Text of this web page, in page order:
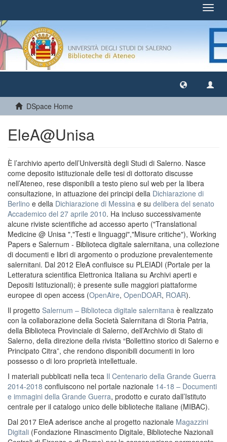
DSpace Home
EleA@Unisa
È l’archivio aperto dell’Università degli Studi di Salerno. Nasce
come deposito istituzionale delle tesi di dottorato discusse
nell’Ateneo, rese disponibili a testo pieno sul web per la libera
consultazione, in attuazione dei principi della Dichiarazione di
Berlino e della Dichiarazione di Messina e su delibera del senato
Accademico del 27 aprile 2010. Ha incluso successivamente
alcune riviste scientifiche ad accesso aperto ("Translational
Medicine @ Unisa ","Testi e linguaggi","Misure critiche"), Working
Papers e Salernum - Biblioteca digitale salernitana, una collezione
di documenti e libri di argomento o produzione prevalentemente
salernitani. Dal 2012 EleA confluisce su PLEIADI (Portale per la
Letteratura scientifica Elettronica Italiana su Archivi aperti e
Depositi Istituzionali); è presente sulle maggiori piattaforme
europee di open access (OpenAire, OpenDOAR, ROAR).
Il progetto Salernum – Biblioteca digitale salernitana è realizzato
con la collaborazione della Società Salernitana di Storia Patria,
della Biblioteca Provinciale di Salerno, dell’Archivio di Stato di
Salerno, della direzione della rivista “Bollettino storico di Salerno e
Principato Citra”, che rendono disponibili documenti in loro
possesso o di loro proprietà intellettuale.
I materiali pubblicati nella teca Il Centenario della Grande Guerra
2014-2018 confluiscono nel portale nazionale 14-18 – Documenti
e immagini della Grande Guerra, prodotto e curato dall’Istituto
centrale per il catalogo unico delle biblioteche italiane (MIBAC).
Dal 2017 EleA aderisce anche al progetto nazionale Magazzini
Digitali (Fondazione Rinascimento Digitale, Biblioteche Nazionali